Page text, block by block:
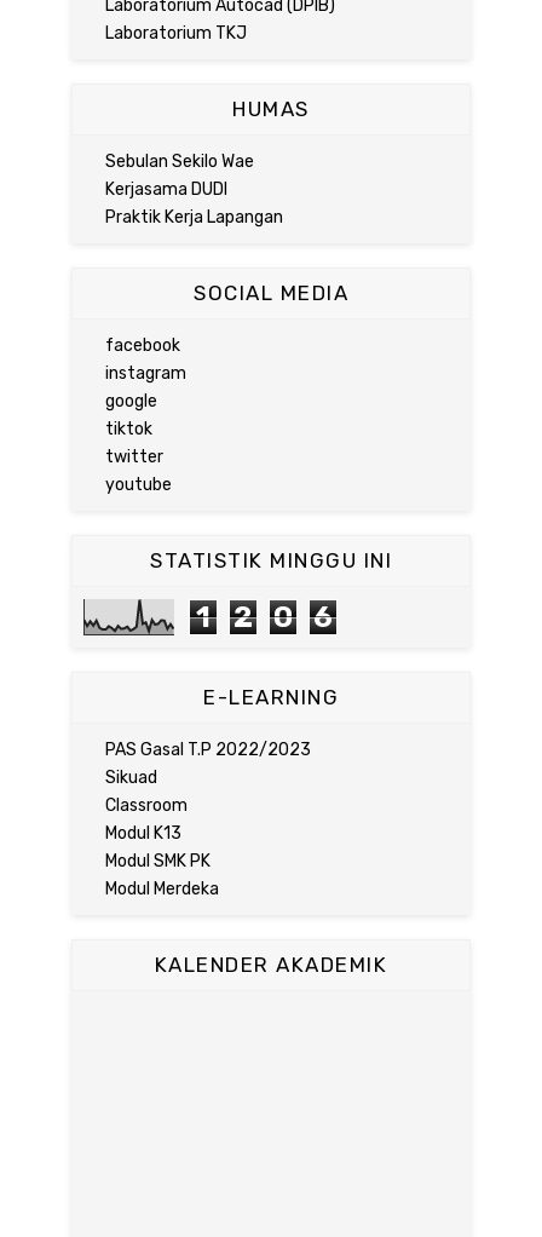
Laboratorium Autocad (DPIB)
Laboratorium TKJ
HUMAS
Sebulan Sekilo Wae
Kerjasama DUDI
Praktik Kerja Lapangan
SOCIAL MEDIA
facebook
instagram
google
tiktok
twitter
youtube
STATISTIK MINGGU INI
1 2 0 6
E-LEARNING
PAS Gasal T.P 2022/2023
Sikuad
Classroom
Modul K13
Modul SMK PK
Modul Merdeka
KALENDER AKADEMIK